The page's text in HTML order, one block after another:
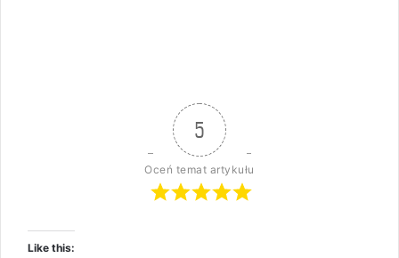
5
Oceń temat artykułu
Like this: